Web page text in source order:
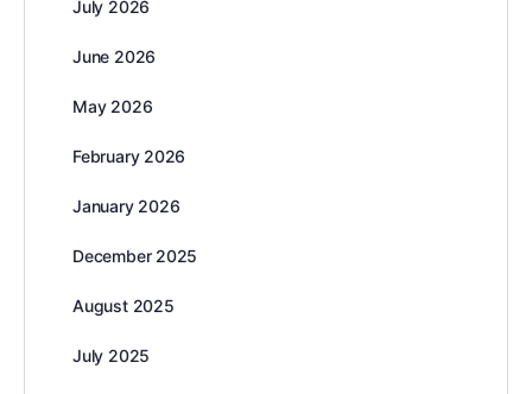
July 2026
June 2026
May 2026
February 2026
January 2026
December 2025
August 2025
July 2025